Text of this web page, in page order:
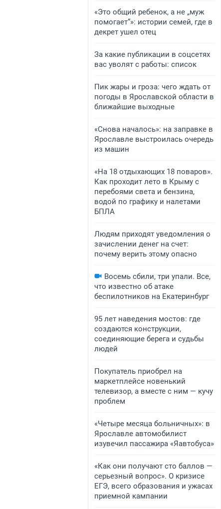
«Это общий ребенок, а не „муж
помогает“»: истории семей, где в
декрет ушел отец
За какие публикации в соцсетях
вас уволят с работы: список
Пик жары и гроза: чего ждать от
погоды в Ярославской области в
ближайшие выходные
«Снова началось»: на заправке в
Ярославле выстроилась очередь
из машин
«На 18 отдыхающих 18 поваров».
Как проходит лето в Крыму с
перебоями света и бензина,
водой по графику и налетами
БПЛА
Людям приходят уведомления о
зачислении денег на счет:
почему верить этому опасно
Восемь сбили, три упали. Все,
что известно об атаке
беспилотников на Екатеринбург
95 лет наведения мостов: где
создаются конструкции,
соединяющие берега и судьбы
людей
Покупатель приобрел на
маркетплейсе новенький
телевизор, а вместе с ним — кучу
проблем
«Четыре месяца больничных»: в
Ярославле автомобилист
изувечил пассажира «Яавтобуса»
«Как они получают сто баллов —
серьезный вопрос». О кризисе
ЕГЭ, всего образования и ужасах
приемной кампании